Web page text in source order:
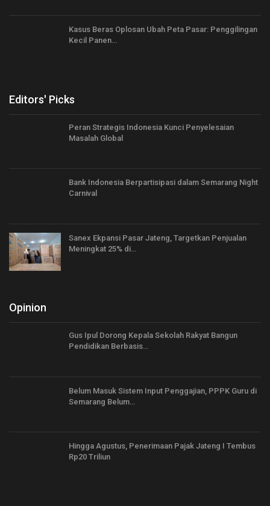
Kasus Beras Oplosan Ubah Peta Pasar: Penggilingan
Kecil Panen…
Editors' Picks
Peran Strategis Indonesia Kunci Penyelesaian
Masalah Global
Bank Indonesia Berpartisipasi dalam Semarang Night
Carnival
Sanex Ekpansi Pasar Jateng, Targetkan Penjualan
Meningkat 25% di…
Opinion
Gus Ipul Dorong Kepala Sekolah Rakyat Bangun
Pendidikan Berbasis…
Belum Masuk Sistem Input Penggajian, PPPK Guru di
Semarang Belum…
Hingga Agustus, Penerimaan Pajak Jateng I Tembus
Rp20 Triliun